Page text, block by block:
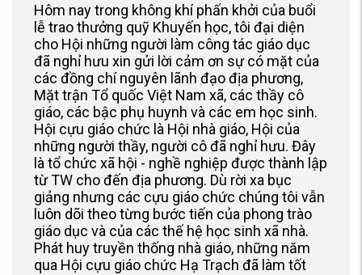
Hôm nay trong không khí phấn khởi của buổi
lễ trao thưởng quỹ Khuyến học, tôi đại diện
cho Hội những người làm công tác giáo dục
đã nghỉ hưu xin gửi lời cảm ơn sự có mặt của
các đồng chí nguyên lãnh đạo địa phương,
Mặt trận Tổ quốc Việt Nam xã, các thầy cô
giáo, các bậc phụ huynh và các em học sinh.
Hội cựu giáo chức là Hội nhà giáo, Hội của
những người thầy, người cô đã nghỉ hưu. Đây
là tổ chức xã hội - nghề nghiệp được thành lập
từ TW cho đến địa phương. Dù rời xa bục
giảng nhưng các cựu giáo chức chúng tôi vẫn
luôn dõi theo từng bước tiến của phong trào
giáo dục và của các thế hệ học sinh xã nhà.
Phát huy truyền thống nhà giáo, những năm
qua Hội cựu giáo chức Hạ Trạch đã làm tốt